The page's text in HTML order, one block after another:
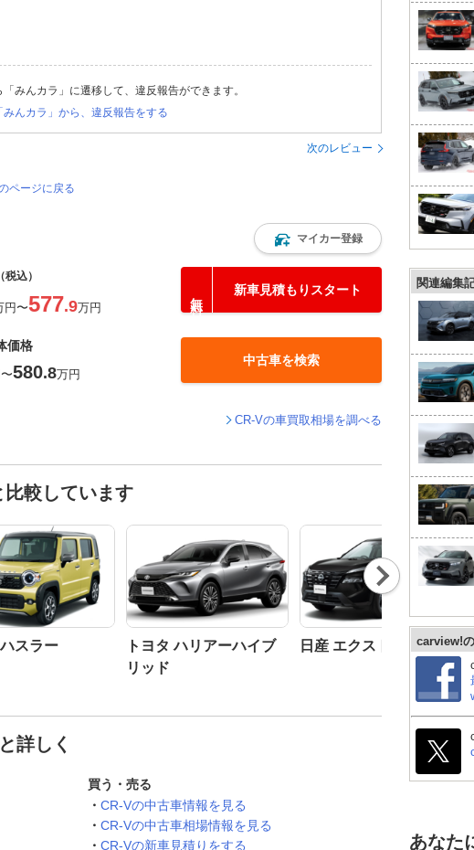
みんカラ」に遷移して、違反報告ができます。
「みんカラ」から、違反報告をする
次のレビュー
ページに戻る
マイカー登録
（税込）
円〜577.9万円
新車見積もりスタート
価格
〜580.8万円
中古車を検索
CR-Vの車買取相場を調べる
較しています
スラー
トヨタ ハリアーハイブ
リッド
日産 エクストレイル
Nex
t
詳しく
買う・売る
CR-Vの中古車情報を見る
CR-Vの中古車相場情報を見る
CR-Vの新車見積りをする
関連編集
carview!
あなた